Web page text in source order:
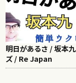
明日があるさ / 坂本
ズ / Re Japan